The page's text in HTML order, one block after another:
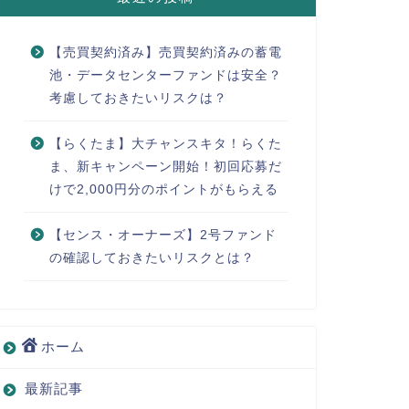
【売買契約済み】売買契約済みの蓄電
池・データセンターファンドは安全？
考慮しておきたいリスクは？
【らくたま】大チャンスキタ！らくた
ま、新キャンペーン開始！初回応募だ
けで2,000円分のポイントがもらえる
【センス・オーナーズ】2号ファンド
の確認しておきたいリスクとは？
ホーム
最新記事